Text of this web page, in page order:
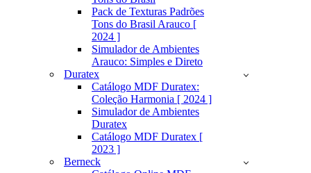
Pack de Texturas Padrões
Tons do Brasil Arauco [
2024 ]
Simulador de Ambientes
Arauco: Simples e Direto
Duratex
Catálogo MDF Duratex:
Coleção Harmonia [ 2024 ]
Simulador de Ambientes
Duratex
Catálogo MDF Duratex [
2023 ]
Berneck